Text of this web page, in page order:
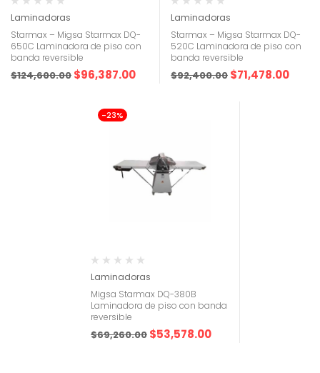
Laminadoras
Starmax – Migsa Starmax DQ-
650C Laminadora de piso con
banda reversible
$124,600.00 $96,387.00
Laminadoras
Starmax – Migsa Starmax DQ-
520C Laminadora de piso con
banda reversible
$92,400.00 $71,478.00
-23%
Laminadoras
Migsa Starmax DQ-380B
Laminadora de piso con banda
reversible
$69,260.00 $53,578.00